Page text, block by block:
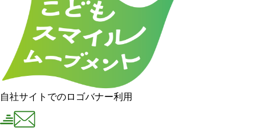
自社サイトでのロゴバナー利用